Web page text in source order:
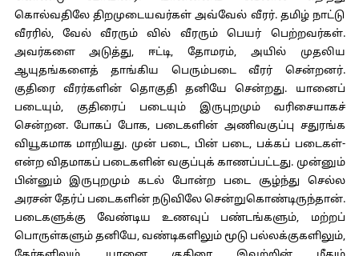
கொல்வதிலே திறமுடையவர்கள் அவ்வேல் வீரர். தமிழ் நாட்டு
வீரரில், வேல் வீரரும் வில் வீரரும் பெயர் பெற்றவர்கள்.
அவர்களை அடுத்து, ஈட்டி, தோமரம், அயில் முதலிய
ஆயுதங்களைத் தாங்கிய பெரும்படை வீரர் சென்றனர்.
குதிரை வீரர்களின் தொகுதி தனியே சென்றது. யானைப்
படையும், குதிரைப் படையும் இருபுறமும் வரிசையாகச்
சென்றன. போகப் போக, படைகளின் அணிவகுப்பு சதுரங்க
வியூகமாக மாறியது. முன் படை, பின் படை, பக்கப் படைகள்-
என்ற விதமாகப் படைகளின் வகுப்புக் காணப்பட்டது. முன்னும்
பின்னும் இருபுறமும் கடல் போன்ற படை சூழ்ந்து செல்ல
அரசன் தேர்ப் படைகளின் நடுவிலே சென்றுகொண்டிருந்தான்.
படைகளுக்கு வேண்டிய உணவுப் பண்டங்களும், மற்றப்
பொருள்களும் தனியே, வண்டிகளிலும் மூடு பல்லக்குகளிலும்,